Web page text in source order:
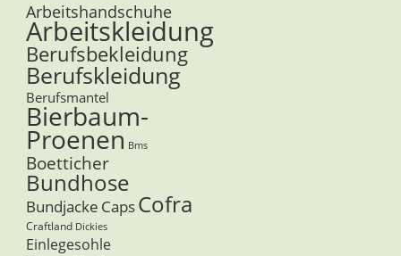
Arbeitshandschuhe
Arbeitskleidung
Berufsbekleidung
Berufskleidung
Berufsmantel
Bierbaum-
Proenen Bms
Boetticher
Bundhose
Bundjacke CapsCofra
Craftland Dickies
Einlegesohle